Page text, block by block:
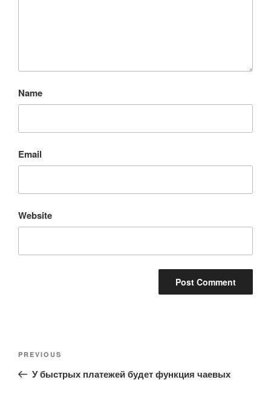
Name
Email
Website
Previous
Post
PREVIOUS
У быстрых платежей будет функция чаевых